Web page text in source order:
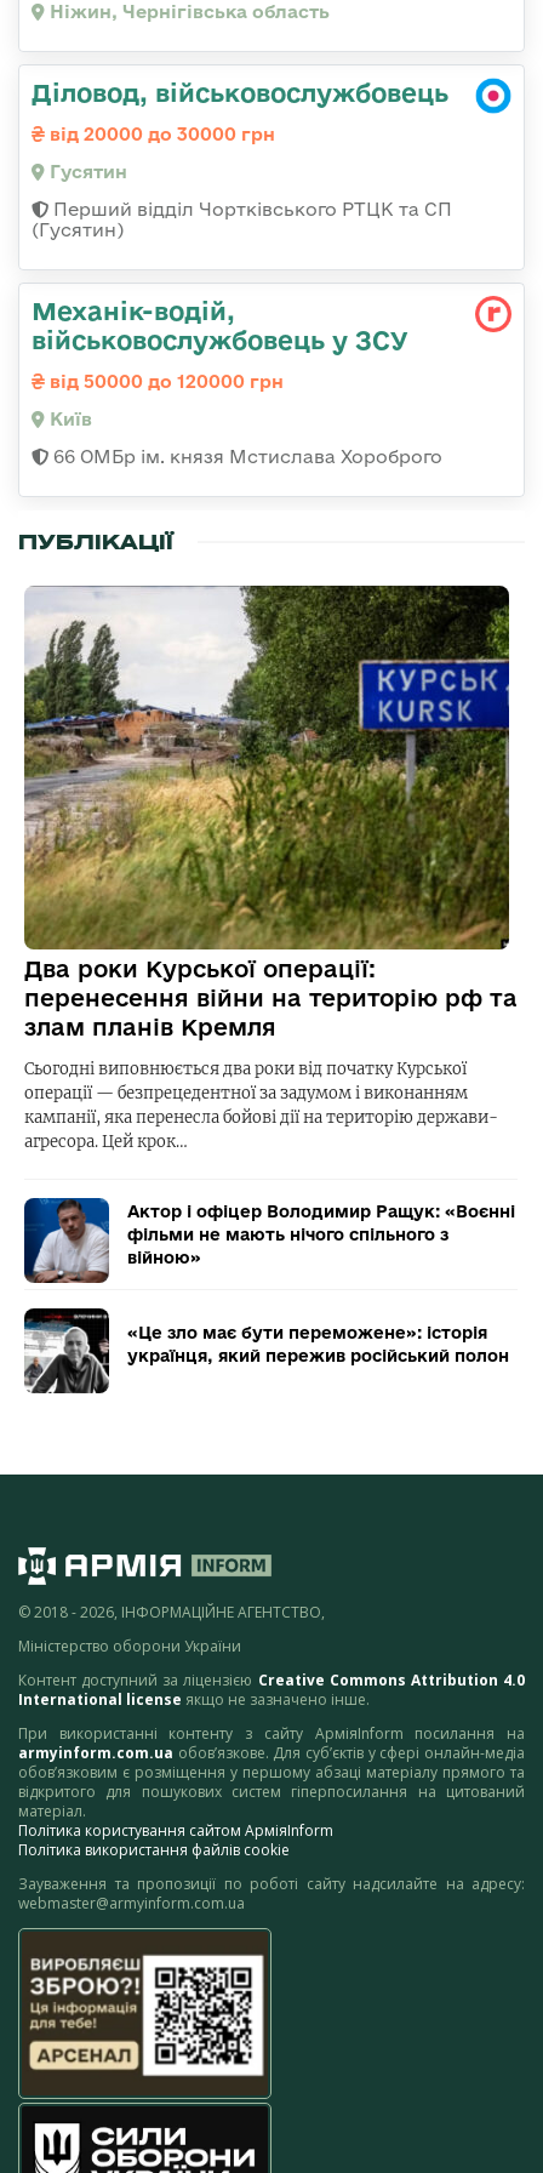
Ніжин, Чернігівська область
Діловод, військовослужбовець
від 20000 до 30000 грн
Гусятин
Перший відділ Чортківського РТЦК та СП
(Гусятин)
Механік-водій,
військовослужбовець у ЗСУ
від 50000 до 120000 грн
Київ
66 ОМБр ім. князя Мстислава Хороброго
ПУБЛІКАЦІЇ
Два роки Курської операції:
перенесення війни на територію рф та
злам планів Кремля
Сьогодні виповнюється два роки від початку Курської
операції — безпрецедентної за задумом і виконанням
кампанії, яка перенесла бойові дії на територію держави-
агресора. Цей крок…
Актор і офіцер Володимир Ращук: «Воєнні
фільми не мають нічого спільного з
війною»
«Це зло має бути переможене»: історія
українця, який пережив російський полон
© 2018 - 2026, ІНФОРМАЦІЙНЕ АГЕНТСТВО,
Міністерство оборони України
Контент доступний за ліцензією Creative Commons Attribution 4.0
International license якщо не зазначено інше.
При використанні контенту з сайту АрміяInform посилання на
armyinform.com.ua обов’язкове. Для суб’єктів у сфері онлайн-медіа
обов’язковим є розміщення у першому абзаці матеріалу прямого та
відкритого для пошукових систем гіперпосилання на цитований
матеріал.
Політика користування сайтом АрміяInform
Політика використання файлів cookie
Зауваження та пропозиції по роботі сайту надсилайте на адресу:
webmaster@armyinform.com.ua